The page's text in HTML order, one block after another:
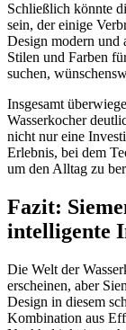
Schließlich könnte
sein, der einige
Design modern und
Stilen und Farben
suchen,
Insgesamt
Wasserkocher
nicht nur eine
Erlebnis, bei dem
um den Alltag zu
Fazit:
intelligente
Die Welt der
erscheinen, aber
Design in diesem
Kombination aus